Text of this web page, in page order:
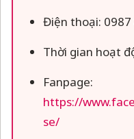
Điện thoại:
Thời gian hoạt
Fanpage:
https://
se/